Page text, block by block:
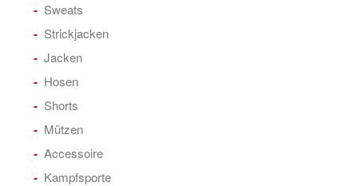
Sweats
Strickjacken
Jacken
Hosen
Shorts
Mützen
Accessoire
Kampfsporte